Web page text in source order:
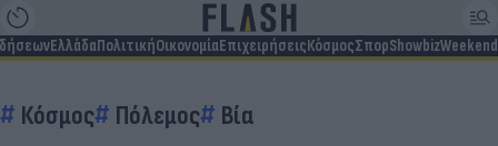
ΕλλάδαΠολιτικήΟικονομίαΕπιχειρήσειςΚόσμοςΣπορShowbizWeekend
Κόσμος Πόλεμος Βία